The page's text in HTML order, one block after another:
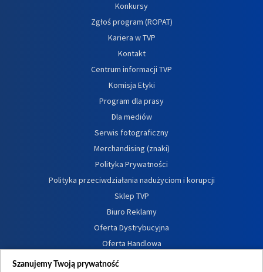
Konkursy
Zgłoś program (ROPAT)
Kariera w TVP
Kontakt
Centrum informacji TVP
Komisja Etyki
Program dla prasy
Dla mediów
Serwis fotograficzny
Merchandising (znaki)
Polityka Prywatności
Polityka przeciwdziałania nadużyciom i korupcji
Sklep TVP
Biuro Reklamy
Oferta Dystrybucyjna
Oferta Handlowa
Dostępność
Szanujemy Twoją prywatność